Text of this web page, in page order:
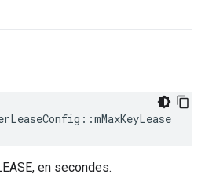
::mMaxKeyLease
en secondes.